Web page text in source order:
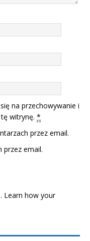
na przechowywanie i
witrynę. *
przez email.
przez email.
Learn how your